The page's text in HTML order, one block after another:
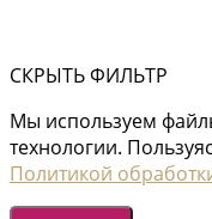
СКРЫТЬ ФИЛЬТР
Мы используем
технологии.
Политикой